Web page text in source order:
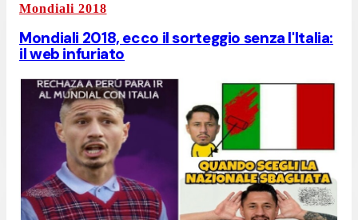
Mondiali 2018
Mondiali 2018, ecco il sorteggio senza l'Italia:
il web infuriato